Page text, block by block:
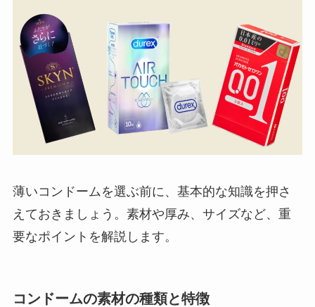
薄いコンドームを選ぶ前に、基本的な知識を押さ
えておきましょう。素材や厚み、サイズなど、重
要なポイントを解説します。
コンドームの素材の種類と特徴